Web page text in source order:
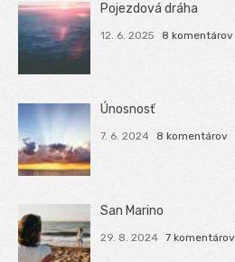
Pojezdová dráha
12. 6. 2025 8 komentárov
Únosnosť
7. 6. 2024 8 komentárov
San Marino
29. 8. 2024 7 komentárov